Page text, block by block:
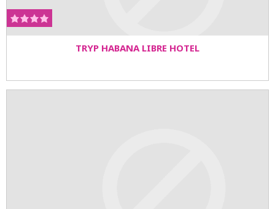
TRYP HABANA LIBRE HOTEL